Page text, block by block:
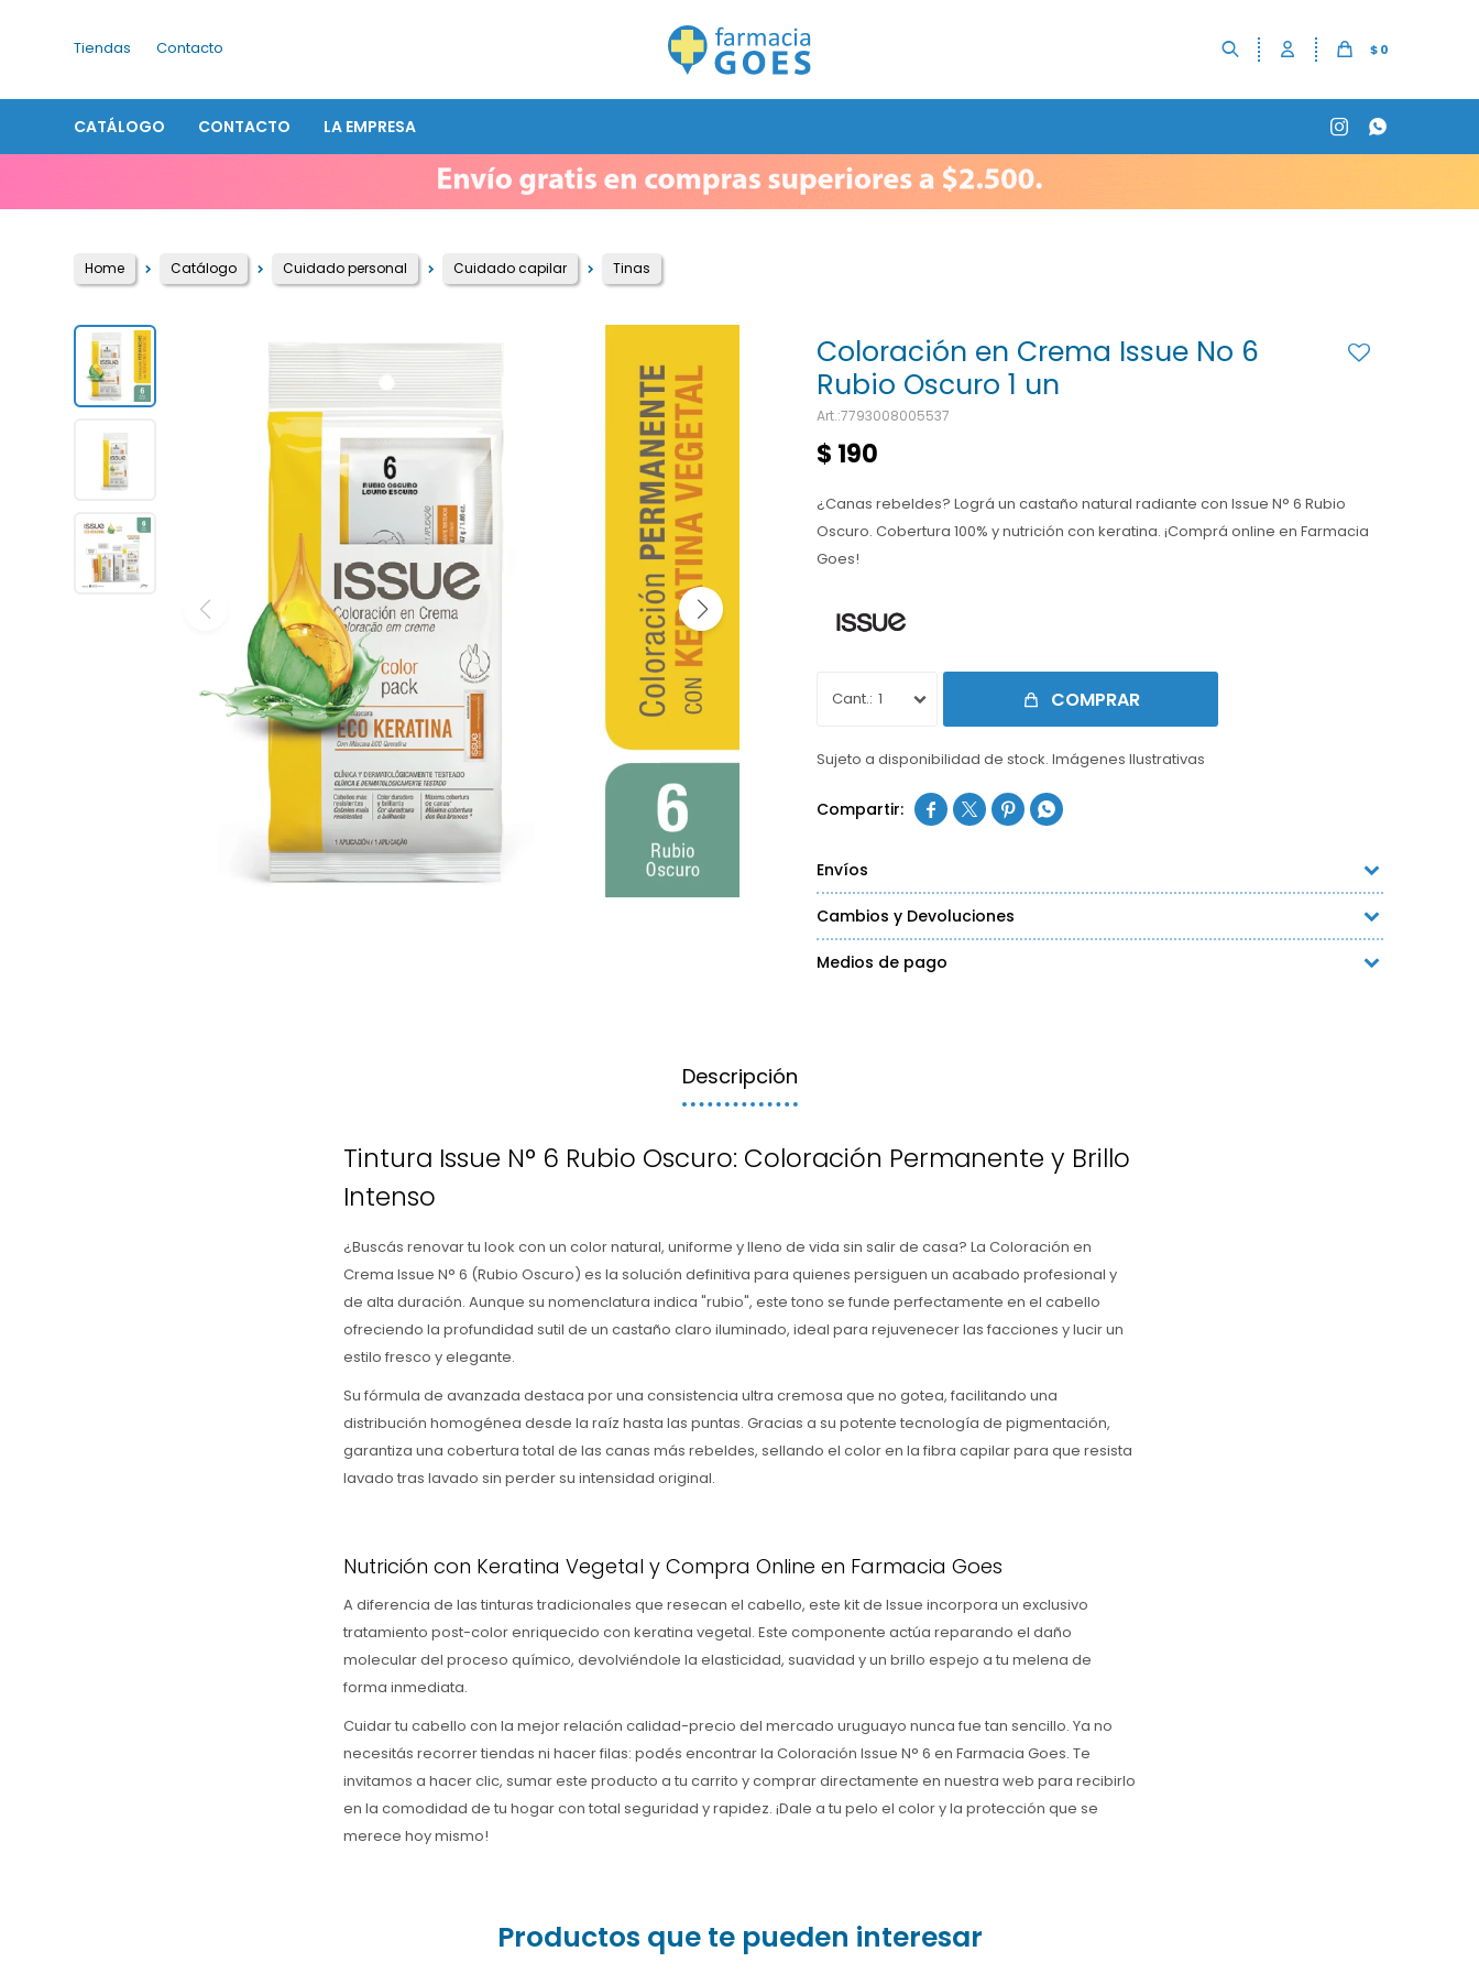
CATÁLOGO CONTACTO LA EMPRESA
$0
 
Tiendas Contacto
Home Catálogo Cuidado personal Cuidado capilar Tinas
Coloración en Crema Issue No 6
Rubio Oscuro 1 un
7793008005537
$ 190
¿Canas rebeldes? Lográ un castaño natural radiante con Issue N° 6 Rubio
Oscuro. Cobertura 100% y nutrición con keratina. ¡Comprá online en Farmacia
Goes!
1 COMPRAR
Sujeto a disponibilidad de stock. Imágenes Ilustrativas
   
Envíos
Cambios y Devoluciones
Medios de pago
Descripción
Tintura Issue N° 6 Rubio Oscuro: Coloración Permanente y Brillo
Intenso
¿Buscás renovar tu look con un color natural, uniforme y lleno de vida sin salir de casa? La Coloración en
Crema Issue N° 6 (Rubio Oscuro) es la solución definitiva para quienes persiguen un acabado profesional y
de alta duración. Aunque su nomenclatura indica "rubio", este tono se funde perfectamente en el cabello
ofreciendo la profundidad sutil de un castaño claro iluminado, ideal para rejuvenecer las facciones y lucir un
estilo fresco y elegante.
Su fórmula de avanzada destaca por una consistencia ultra cremosa que no gotea, facilitando una
distribución homogénea desde la raíz hasta las puntas. Gracias a su potente tecnología de pigmentación,
garantiza una cobertura total de las canas más rebeldes, sellando el color en la fibra capilar para que resista
lavado tras lavado sin perder su intensidad original.
Nutrición con Keratina Vegetal y Compra Online en Farmacia Goes
A diferencia de las tinturas tradicionales que resecan el cabello, este kit de Issue incorpora un exclusivo
tratamiento post-color enriquecido con keratina vegetal. Este componente actúa reparando el daño
molecular del proceso químico, devolviéndole la elasticidad, suavidad y un brillo espejo a tu melena de
forma inmediata.
Cuidar tu cabello con la mejor relación calidad-precio del mercado uruguayo nunca fue tan sencillo. Ya no
necesitás recorrer tiendas ni hacer filas: podés encontrar la Coloración Issue N° 6 en Farmacia Goes. Te
invitamos a hacer clic, sumar este producto a tu carrito y comprar directamente en nuestra web para recibirlo
en la comodidad de tu hogar con total seguridad y rapidez. ¡Dale a tu pelo el color y la protección que se
merece hoy mismo!
Productos que te pueden interesar